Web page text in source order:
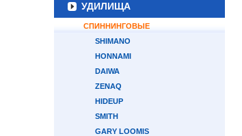
УДИЛИЩА
СПИННИНГОВЫЕ
SHIMANO
HONNAMI
DAIWA
ZENAQ
HIDEUP
SMITH
GARY LOOMIS